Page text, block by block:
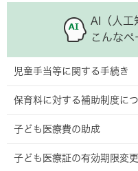
AI（人工
こんな
児童手当等に関する手続き
保育料に対する補助制度に
子ども医療費の助成
子ども医療証の有効期限変